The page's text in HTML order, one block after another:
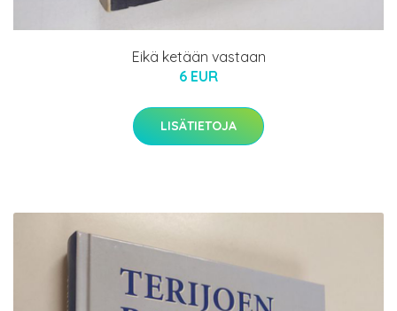
Eikä ketään vastaan
6 EUR
LISÄTIETOJA